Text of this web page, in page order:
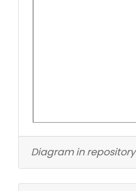
Diagram in repository